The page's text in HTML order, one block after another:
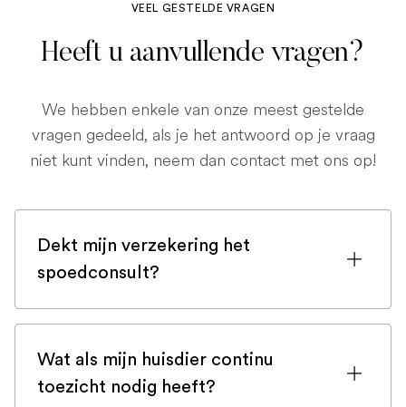
VEEL GESTELDE VRAGEN
Heeft u aanvullende vragen?
We hebben enkele van onze meest gestelde
vragen gedeeld, als je het antwoord op je vraag
niet kunt vinden, neem dan contact met ons op!
Dekt mijn verzekering het
spoedconsult?
Als u bent ingeschreven bij een
dat een spoedconsult wordt gedekt.
Maar controleer voor de zekerheid uw
Wat als mijn huisdier continu
toezicht nodig heeft?